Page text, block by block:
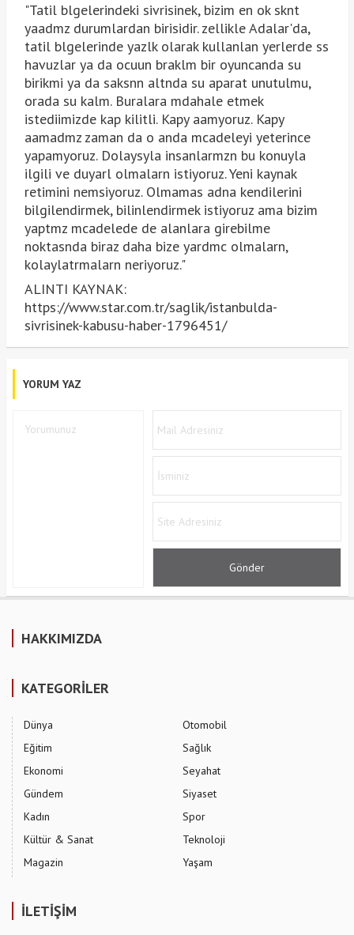
"Tatil blgelerindeki sivrisinek, bizim en ok sknt
yaadmz durumlardan birisidir. zellikle Adalar'da,
tatil blgelerinde yazlk olarak kullanlan yerlerde ss
havuzlar ya da ocuun braklm bir oyuncanda su
birikmi ya da saksnn altnda su aparat unutulmu,
orada su kalm. Buralara mdahale etmek
istediimizde kap kilitli. Kapy aamyoruz. Kapy
aamadmz zaman da o anda mcadeleyi yeterince
yapamyoruz. Dolaysyla insanlarmzn bu konuyla
ilgili ve duyarl olmalarn istiyoruz. Yeni kaynak
retimini nemsiyoruz. Olmamas adna kendilerini
bilgilendirmek, bilinlendirmek istiyoruz ama bizim
yaptmz mcadelede de alanlara girebilme
noktasnda biraz daha bize yardmc olmalarn,
kolaylatrmalarn neriyoruz."
ALINTI KAYNAK:
https://www.star.com.tr/saglik/istanbulda-
sivrisinek-kabusu-haber-1796451/
YORUM YAZ
HAKKIMIZDA
KATEGORİLER
Dünya
Eğitim
Ekonomi
Gündem
Kadın
Kültür & Sanat
Magazin
Otomobil
Sağlık
Seyahat
Siyaset
Spor
Teknoloji
Yaşam
İLETİŞİM